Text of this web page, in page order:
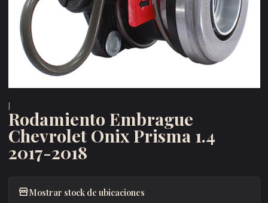
Rodamiento Embrague
Chevrolet Onix Prisma 1.4
2017-2018
Mostrar stock de ubicaciones